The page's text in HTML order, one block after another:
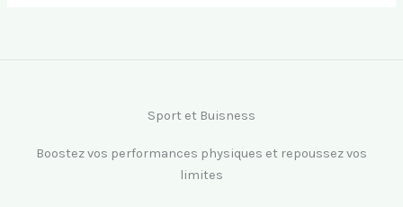
Sport et Buisness
Boostez vos performances physiques et repoussez vos
limites